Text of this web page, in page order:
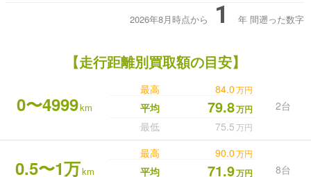
2026年8月時点から 1 年 間遡った数字
【走行距離別買取額の目安】
0〜4999km
最高 84.0万円
2台
平均 79.8万円
最低 75.5万円
0.5〜1万km
最高 90.0万円
8台
平均 71.9万円